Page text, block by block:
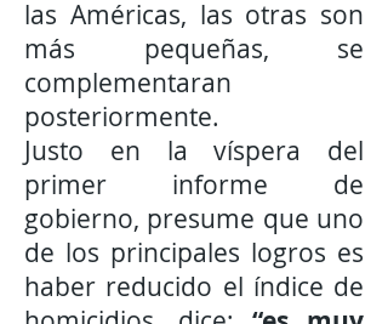
las Américas, las otras son
más pequeñas, se
complementaran
posteriormente.
Justo en la víspera del
primer informe de
gobierno, presume que uno
de los principales logros es
haber reducido el índice de